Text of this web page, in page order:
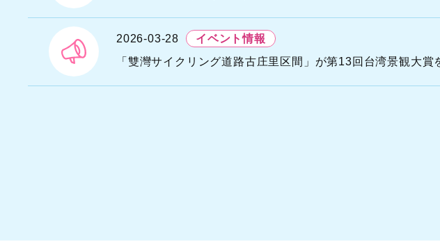
2026-03-28
イベント情報
「雙灣サイクリング道路古庄里区間」が第13回台湾景観大賞